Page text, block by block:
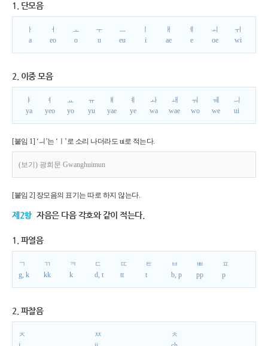
1. 단모음
ㅏ
a
ㅓ
eo
ㅗ
o
ㅜ
u
ㅡ
eu
i
ㅐ
ae
ㅔ
e
ㅚ
oe
ㅟ
wi
2. 이중 모음
ㅑ
ya
ㅕ
yeo
ㅛ
yo
ㅠ
yu
ㅒ
yae
ㅖ
ye
ㅘ
wa
ㅙ
wae
ㅝ
wo
ㅞ
we
ㅢ
ui
[붙임 1] ‘ㅢ’는 ‘ㅣ’로 소리 나더라도 ui로 적는다.
(보기) 광희문 Gwanghuimun
[붙임 2] 장모음의 표기는 따로 하지 않는다.
제2항 자음은 다음 각호와 같이 적는다.
1. 파열음
ㄱ
g, k
ㄲ
kk
ㅋ
k
ㄷ
d, t
ㄸ
tt
ㅌ
t
ㅂ
b, p
ㅃ
pp
ㅍ
p
2. 파찰음
ㅈ
ㅉ
ㅊ